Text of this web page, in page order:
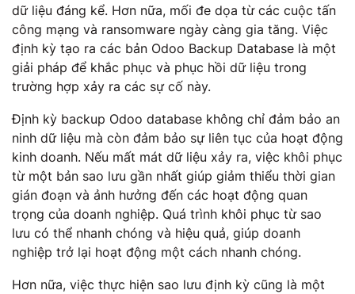
dữ liệu đáng kể. Hơn nữa, mối đe dọa từ các cuộc tấn
công mạng và ransomware ngày càng gia tăng. Việc
định kỳ tạo ra các bản Odoo Backup Database là một
giải pháp để khắc phục và phục hồi dữ liệu trong
trường hợp xảy ra các sự cố này.
Định kỳ backup Odoo database không chỉ đảm bảo an
ninh dữ liệu mà còn đảm bảo sự liên tục của hoạt động
kinh doanh. Nếu mất mát dữ liệu xảy ra, việc khôi phục
từ một bản sao lưu gần nhất giúp giảm thiểu thời gian
gián đoạn và ảnh hưởng đến các hoạt động quan
trọng của doanh nghiệp. Quá trình khôi phục từ sao
lưu có thể nhanh chóng và hiệu quả, giúp doanh
nghiệp trở lại hoạt động một cách nhanh chóng.
Hơn nữa, việc thực hiện sao lưu định kỳ cũng là một